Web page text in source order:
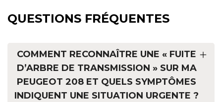
QUESTIONS FRÉQUENTES
COMMENT RECONNAÎTRE UNE « FUITE
D’ARBRE DE TRANSMISSION » SUR MA
PEUGEOT 208 ET QUELS SYMPTÔMES
INDIQUENT UNE SITUATION URGENTE ?